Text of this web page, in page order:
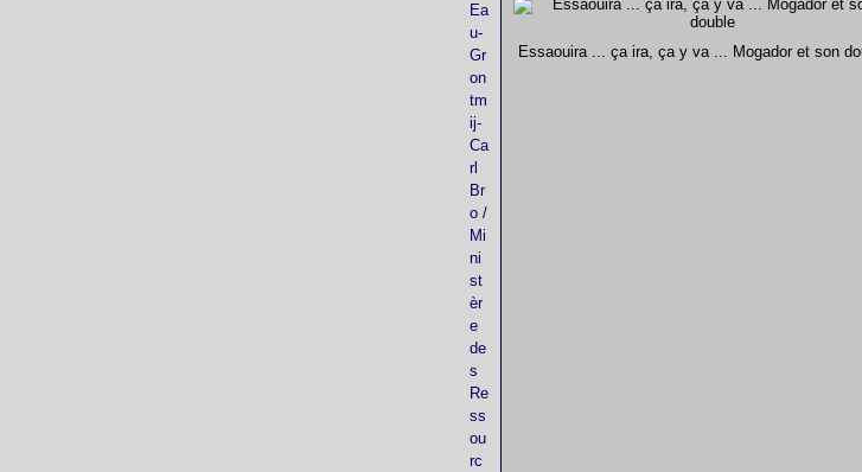
Ea
u-
Gr
on
tm
ij-
Ca
rl
Br
o /
Mi
ni
st
èr
e
de
s
Re
ss
ou
rc
Essaouira ... ça ira, ça y va ... Mogador et son